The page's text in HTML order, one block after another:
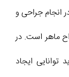
انجام جراحی و
ماهر است. در
توانایی ایجاد